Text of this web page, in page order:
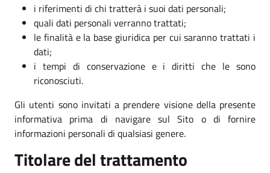
i riferimenti di chi tratterà i suoi dati personali;
quali dati personali verranno trattati;
le finalità e la base giuridica per cui saranno trattati i
dati;
i tempi di conservazione e i diritti che le sono
riconosciuti.
Gli utenti sono invitati a prendere visione della presente
informativa prima di navigare sul Sito o di fornire
informazioni personali di qualsiasi genere.
Titolare del trattamento